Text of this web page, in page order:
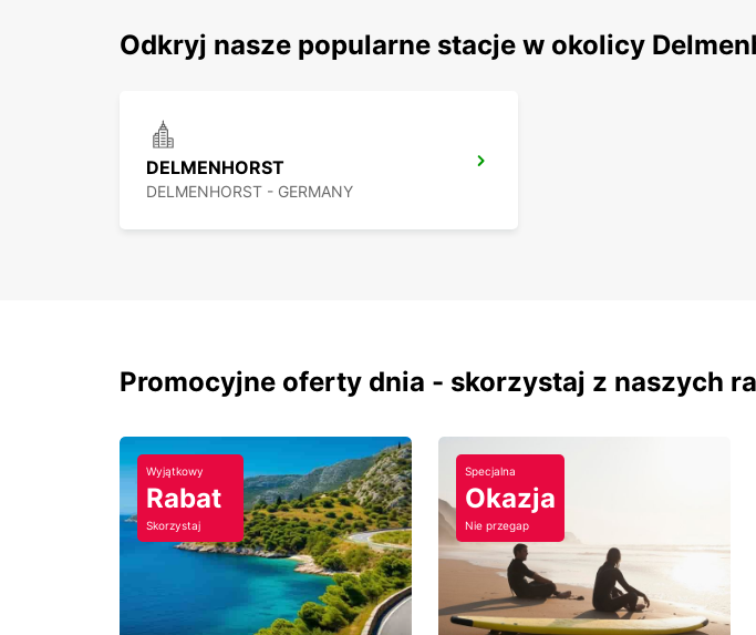
Odkryj nasze popularne stacje w okolicy
DELMENHORST
DELMENHORST - GERMANY
Promocyjne oferty dnia - skorzystaj z naszych
Wyjątkowy
Rabat
Skorzystaj
Specjalna
Okazja
Nie przegap